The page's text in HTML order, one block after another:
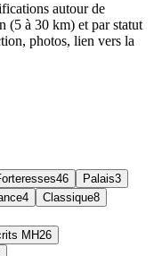
autour de
(5 à 30 km) et par statut
photos, lien vers la
46 Palais3
4 Classique8
MH26